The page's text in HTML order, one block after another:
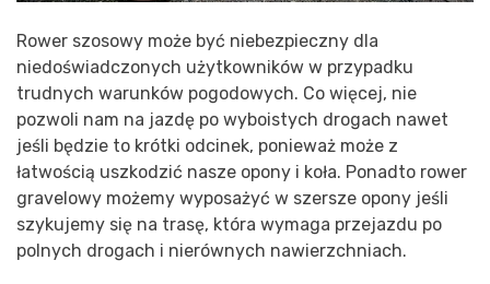
Rower szosowy może być niebezpieczny dla
niedoświadczonych użytkowników w przypadku
trudnych warunków pogodowych. Co więcej, nie
pozwoli nam na jazdę po wyboistych drogach nawet
jeśli będzie to krótki odcinek, ponieważ może z
łatwością uszkodzić nasze opony i koła. Ponadto rower
gravelowy możemy wyposażyć w szersze opony jeśli
szykujemy się na trasę, która wymaga przejazdu po
polnych drogach i nierównych nawierzchniach.